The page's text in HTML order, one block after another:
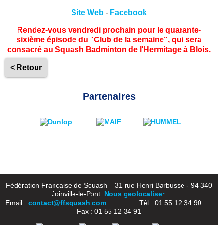
Site Web - Facebook
Rendez-vous vendredi prochain pour le quarante-
sixième épisode du "Club de la semaine", qui sera
consacré au Squash Badminton de l'Hermitage à Blois.
< Retour
Partenaires
Fédération Française de Squash – 31 rue Henri Barbusse - 94 340
Joinville-le-Pont Nous geolocaliser
Email : contact@ffsquash.comTél.: 01 55 12 34 90
Fax : 01 55 12 34 91